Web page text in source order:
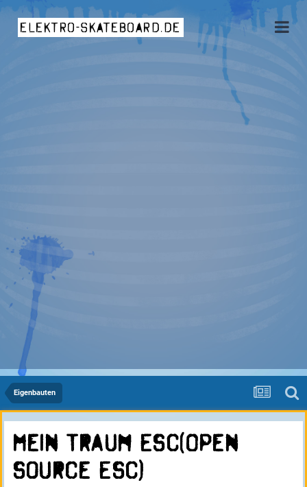
elektro-skateboard.de
Eigenbauten
Mein Traum ESC(Open
Source ESC)